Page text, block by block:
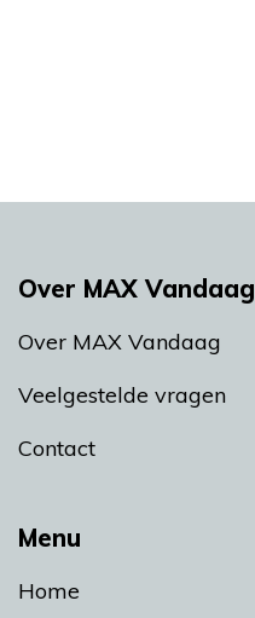
Menu
Home
Over MAX Vandaag
Over MAX Vandaag
Veelgestelde vragen
Contact